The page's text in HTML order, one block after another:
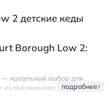
2 детские кеды
Borough Low 2:
— идеальный выбор для
из высококачественной
подробнее